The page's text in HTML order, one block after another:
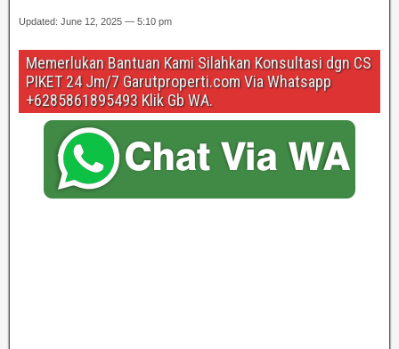
at
s
A
p
p
c
e
b
o
o
er
g
e
Updated: June 12, 2025 — 5:10 pm
Memerlukan Bantuan Kami Silahkan Konsultasi dgn CS
PIKET 24 Jm/7 Garutproperti.com Via Whatsapp
+6285861895493 Klik Gb WA.